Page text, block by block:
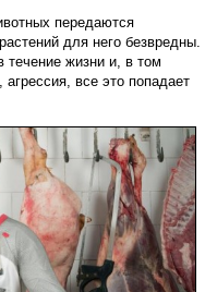
передаются
для него безвредны.
жизни и, в том
все это попадает